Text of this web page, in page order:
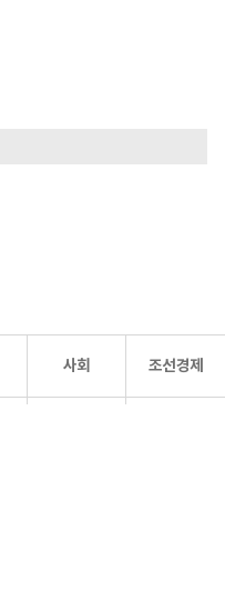
사회 조선경제